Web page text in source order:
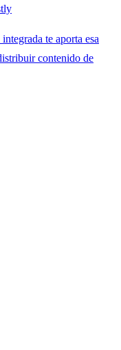
te aporta esa
contenido de